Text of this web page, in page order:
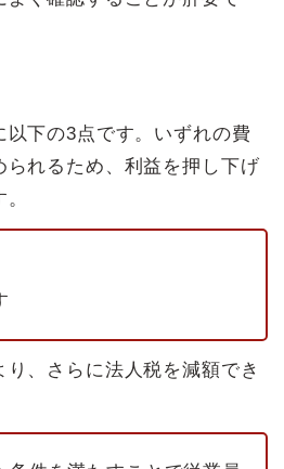
以下の3点です。いずれの費
られるため、利益を押し下げ
り、さらに法人税を減額でき